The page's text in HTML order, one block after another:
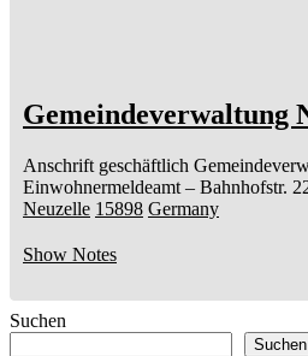
Gemeindeverwaltung
Anschrift geschäftlich
Einwohnermeldeamt – Bahnhofstr.
Neuzelle 15898 Germany
Show Notes
Suchen
Suchen